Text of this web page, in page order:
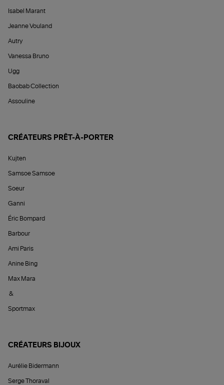
Isabel Marant
Jeanne Vouland
Autry
Vanessa Bruno
Ugg
Baobab Collection
Assouline
CRÉATEURS PRÊT-À-PORTER
Kujten
Samsoe Samsoe
Soeur
Ganni
Éric Bompard
Barbour
Ami Paris
Anine Bing
Max Mara
&
Sportmax
CRÉATEURS BIJOUX
Aurélie Bidermann
Serge Thoraval